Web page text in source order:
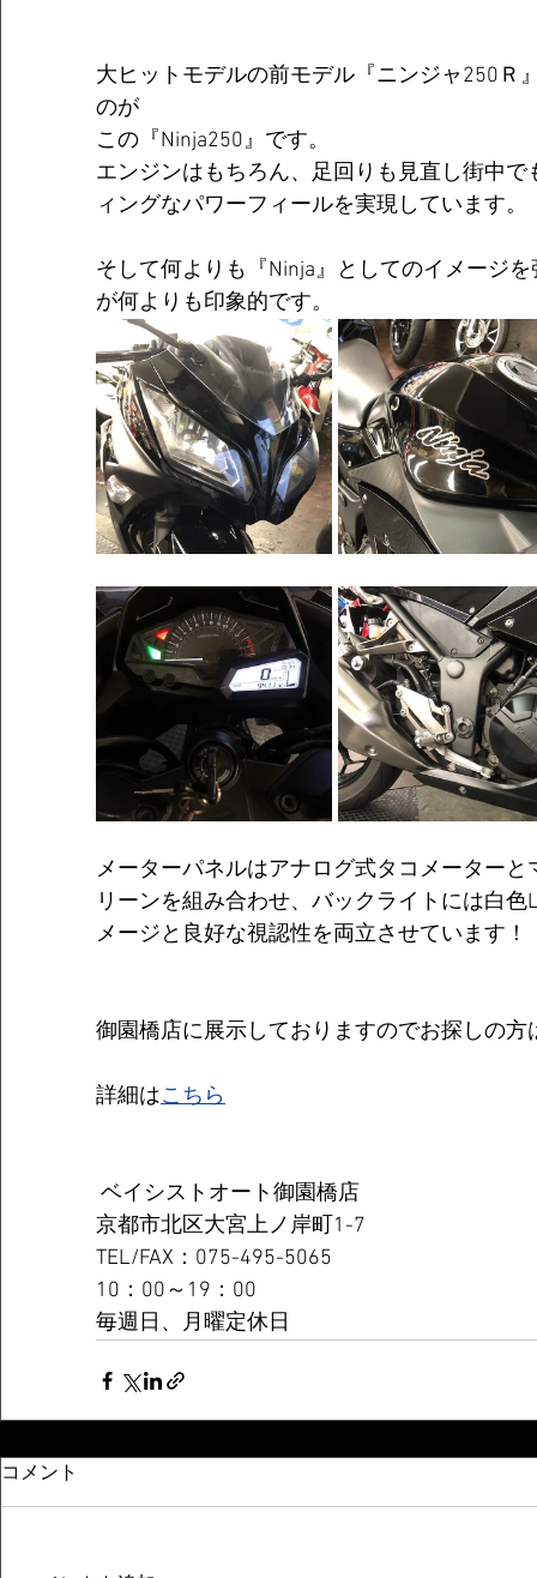
大ヒットモデルの前モデル『ニンジャ250Ｒ
のが
エンジンはもちろん、足回りも見直し街中
ィングなパワーフィールを実現しています。
そして何よりも『Ninja』としてのイメージ
メーターパネルはアナログ式タコメーターと
リーンを組み合わせ、バックライトには白
メージと良好な視認性を両立させています！
御園橋店に展示しておりますのでお探しの
詳細はこちら
ベイシストオート御園橋店
京都市北区大宮上ノ岸町1-7
TEL/FAX：075-495-5065
10：00～19：00
毎週日、月曜定休日
コメント